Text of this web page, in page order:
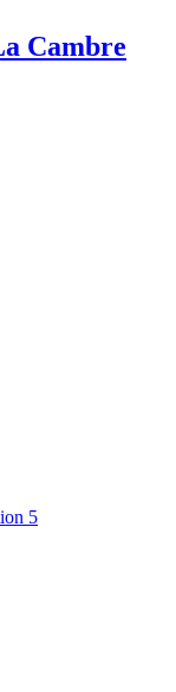
Cambre
5